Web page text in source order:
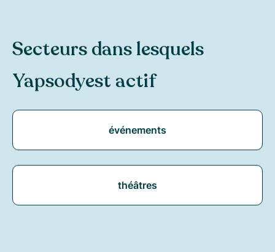
Secteurs dans lesquels
Yapsodyest actif
événements
théâtres